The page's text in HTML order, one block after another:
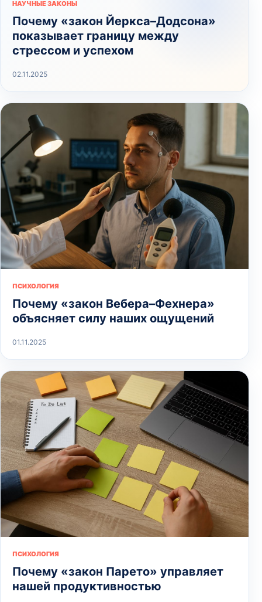
НАУЧНЫЕ ЗАКОНЫ
Почему «закон Йеркса–Додсона»
показывает границу между
стрессом и успехом
02.11.2025
ПСИХОЛОГИЯ
Почему «закон Вебера–Фехнера»
объясняет силу наших ощущений
01.11.2025
ПСИХОЛОГИЯ
Почему «закон Парето» управляет
нашей продуктивностью